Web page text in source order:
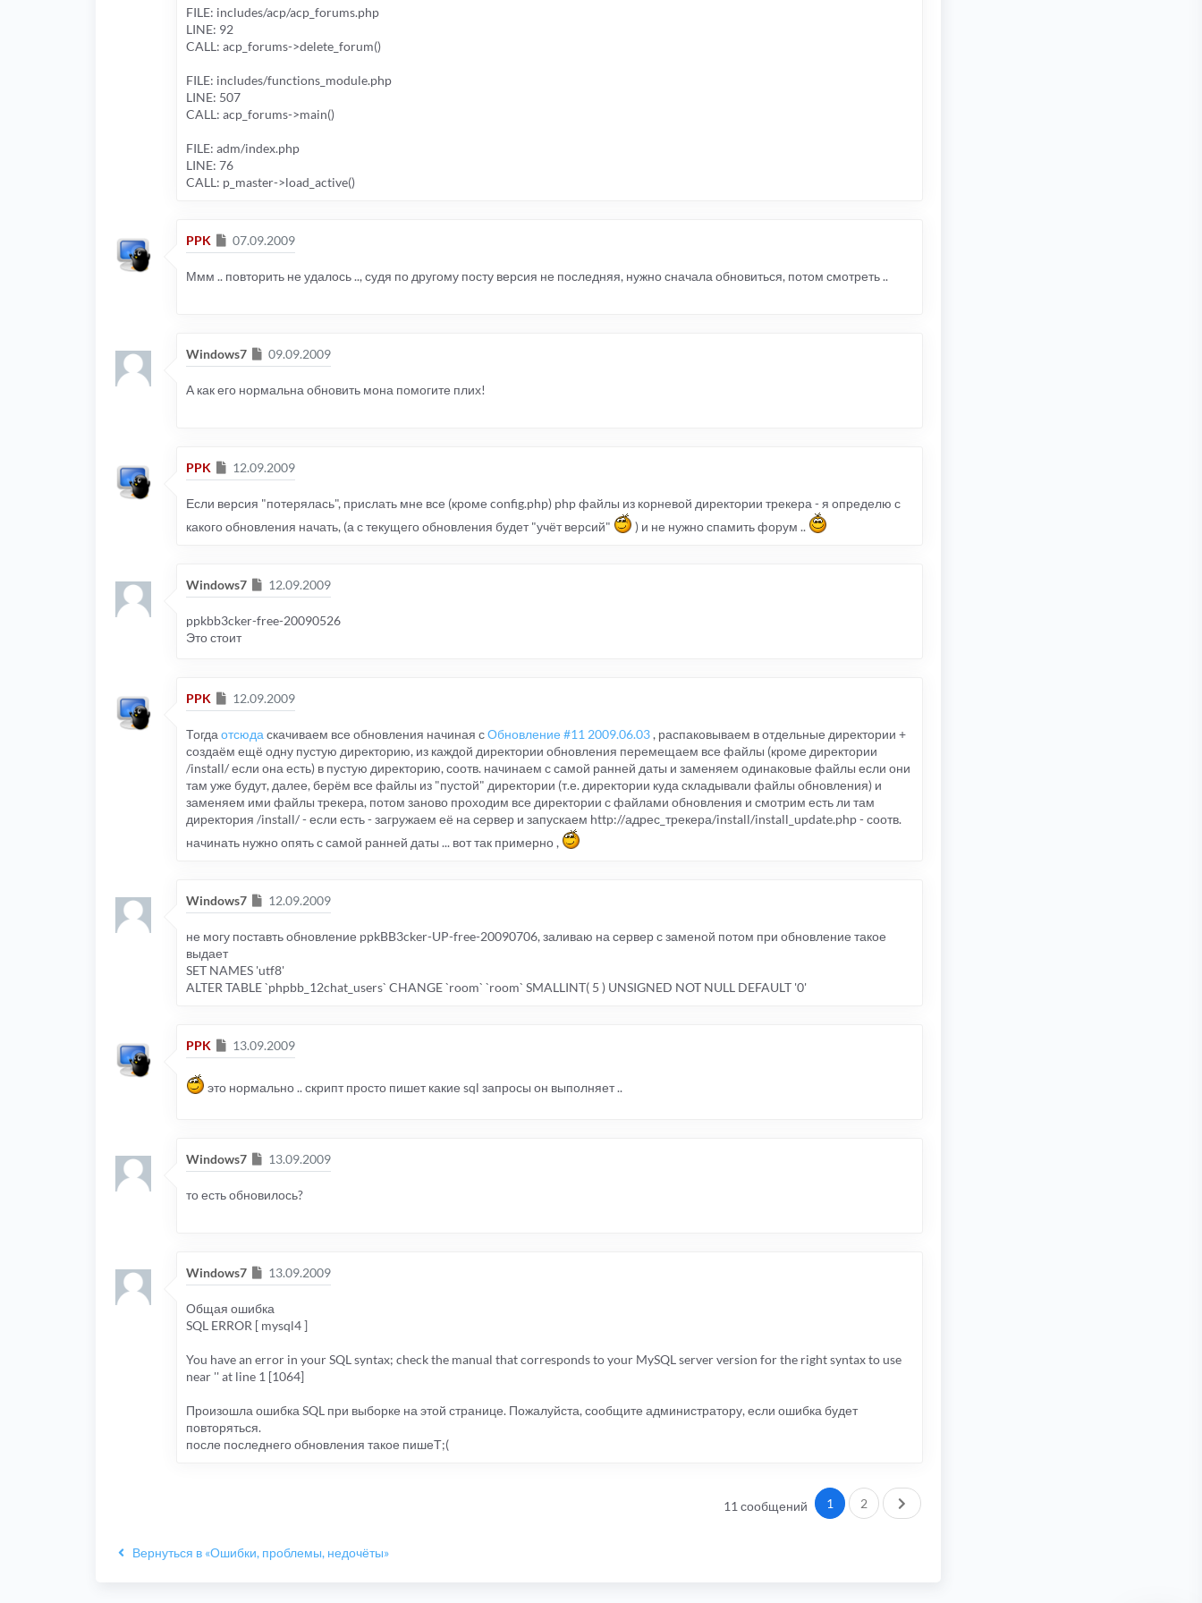
FILE: includes/acp/acp_forums.php
LINE: 92
CALL: acp_forums->delete_forum()
FILE: includes/functions_module.php
LINE: 507
CALL: acp_forums->main()
FILE: adm/index.php
LINE: 76
CALL: p_master->load_active()
PPK Сообщение
07.09.2009
Ммм .. повторить не удалось .., судя по другому посту версия не последняя, нужно сначала обновиться, потом смотреть ..
Windows7 Сообщение
09.09.2009
А как его нормальна обновить мона помогите плих!
PPK Сообщение
12.09.2009
Если версия "потерялась", прислать мне все (кроме config.php) php файлы из корневой директории трекера - я определю с
какого обновления начать, (а с текущего обновления будет "учёт версий"
) и не нужно спамить форум ..
Windows7 Сообщение
12.09.2009
ppkbb3cker-free-20090526
Это стоит
PPK Сообщение
12.09.2009
Тогда отсюда скачиваем все обновления начиная сОбновление #11 2009.06.03, распаковываем в отдельные директории +
создаём ещё одну пустую директорию, из каждой директории обновления перемещаем все файлы (кроме директории
/install/ если она есть) в пустую директорию, соотв. начинаем с самой ранней даты и заменяем одинаковые файлы если они
там уже будут, далее, берём все файлы из "пустой" директории (т.е. директории куда складывали файлы обновления) и
заменяем ими файлы трекера, потом заново проходим все директории с файлами обновления и смотрим есть ли там
директория /install/ - если есть - загружаем её на сервер и запускаем http://адрес_трекера/install/install_update.php - соотв.
начинать нужно опять с самой ранней даты ... вот так примерно ,
Windows7 Сообщение
12.09.2009
не могу поставть обновление ppkBB3cker-UP-free-20090706, заливаю на сервер с заменой потом при обновление такое
выдает
SET NAMES 'utf8'
ALTER TABLE `phpbb_12chat_users` CHANGE `room` `room` SMALLINT( 5 ) UNSIGNED NOT NULL DEFAULT '0'
PPK Сообщение
13.09.2009
это нормально .. скрипт просто пишет какие sql запросы он выполняет ..
Windows7 Сообщение
13.09.2009
то есть обновилось?
Windows7 Сообщение
13.09.2009
Общая ошибка
SQL ERROR [ mysql4 ]
You have an error in your SQL syntax; check the manual that corresponds to your MySQL server version for the right syntax to use
near '' at line 1 [1064]
Произошла ошибка SQL при выборке на этой странице. Пожалуйста, сообщите администратору, если ошибка будет
повторяться.
после последнего обновления такое пишеТ;(
11 сообщений 1 2 След.
Вернуться в «Ошибки, проблемы, недочёты»